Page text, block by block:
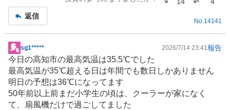
事
返信
No.14141
掲
示
板
記
事
sg1***** 2026/7/14 23:41報告
今日の高知市の最高気温は35.5℃でした
最高気温が35℃超える日は年間でも数日しかありません
明日の予想は36℃になってます
50年前以上前まだ小学生の頃は、クーラーが家になく
て、扇風機だけで過ごしてました